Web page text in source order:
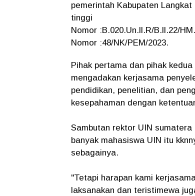
pemerintah Kabupaten
tinggi
Nomor :B.020.Un.ll.R/B.ll.22/
Nomor :48/NK/PEM/2023.
Pihak pertama dan pihak
mengadakan kerjasama
pendidikan, penelitian, dan
kesepahaman dengan
Sambutan rektor UIN
banyak mahasiswa UIN itu
sebagainya.
"Tetapi harapan kami
laksanakan dan teristimewa